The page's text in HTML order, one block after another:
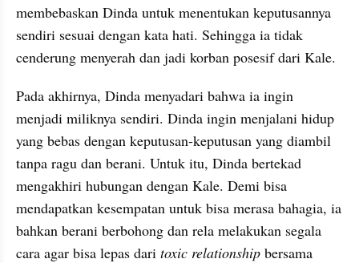
membebaskan Dinda untuk menentukan keputusannya
sendiri sesuai dengan kata hati. Sehingga ia tidak
cenderung menyerah dan jadi korban posesif dari Kale.
Pada akhirnya, Dinda menyadari bahwa ia ingin
menjadi miliknya sendiri. Dinda ingin menjalani hidup
yang bebas dengan keputusan-keputusan yang diambil
tanpa ragu dan berani. Untuk itu, Dinda bertekad
mengakhiri hubungan dengan Kale. Demi bisa
mendapatkan kesempatan untuk bisa merasa bahagia, ia
bahkan berani berbohong dan rela melakukan segala
cara agar bisa lepas dari toxic relationship bersama